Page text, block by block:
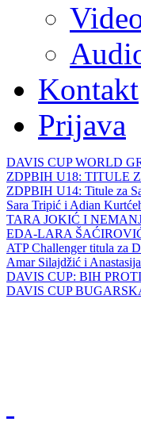
Kontakt
Prijava
DAVIS CUP WORLD
ZDPBIH U18: TITULE
ZDPBIH U14: Titule za
Sara Tripić i Adian
TARA JOKIĆ I
EDA-LARA
ATP Challenger titula za
Amar Silajdžić i
DAVIS CUP: BIH
DAVIS CUP